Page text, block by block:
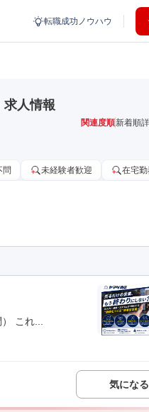
転職成功ノウハウ
求人情報
関連度順新着順
問 未経験者歓迎 在宅勤
これ...
気になる